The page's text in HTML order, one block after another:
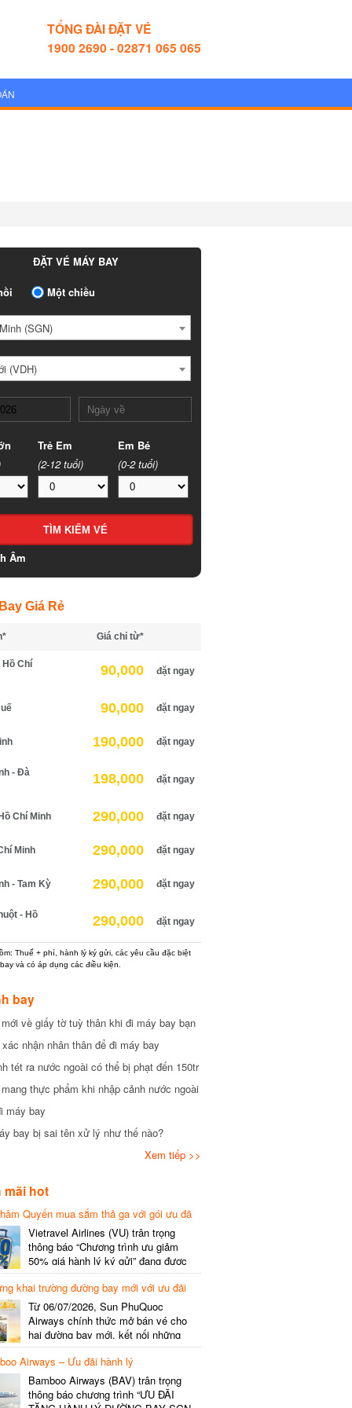
TỔNG ĐÀI ĐẶT VÉ
1900 2690 - 02871 065 065
ĐẶT VÉ MÁY BAY
Một chiều
(SGN)
(VDH)
Trẻ Em
(2-12 tuổi)
Em Bé
(0-2 tuổi)
Âm
Giá Rẻ
Giá chỉ từ*
Chí
90,000 đặt ngay
90,000 đặt ngay
190,000 đặt ngay
- Đà
198,000 đặt ngay
Chí Minh 290,000 đặt ngay
Minh 290,000 đặt ngay
- Tam Kỳ 290,000 đặt ngay
- Hồ
290,000 đặt ngay
Thuế + phí, hành lý ký gửi, các yêu cầu đặc biệt
và có áp dụng các điều kiện.
bay
về giấy tờ tuỳ thân khi đi máy bay bạn
nhận nhân thân để đi máy bay
tét ra nước ngoài có thể bị phạt đến 150tr
thực phẩm khi nhập cảnh nước ngoài
bay
bay bị sai tên xử lý như thế nào?
Xem tiếp >>
hot
Quyến mua sắm thả ga với gói ưu đã
gói cước
Vietravel Airlines (VU) trân trọng
thông báo “Chương trình ưu giảm
50% giá hành lý ký gửi” đang được
triển khai cho đường bay quốc tế mới
kết nối từ TP. Hồ Chí Minh
(SGN) đi Thâm Quyến – Trung Quốc
(SZX), chi tiết như sau: LỊCH BAY
CHI TIẾT Đường bay SHCB Giờ khởi
hành Giờ đến Tần suất…
khai trường đường bay mới với ưu đãi
Từ 06/07/2026, Sun PhuQuoc
Airways chính thức mở bán vé cho
hai đường bay mới, kết nối những
điểm đến giàu trải nghiệm, giúp hành
khách khám phá vẻ đẹp thiên nhiên
và văn hóa của miền Trung Việt Nam.
Thông tin đường bay mới Đường bay
Airways – Ưu đãi hành lý
Bamboo Airways (BAV) trân trọng
thông báo chương trình “ƯU ĐÃI